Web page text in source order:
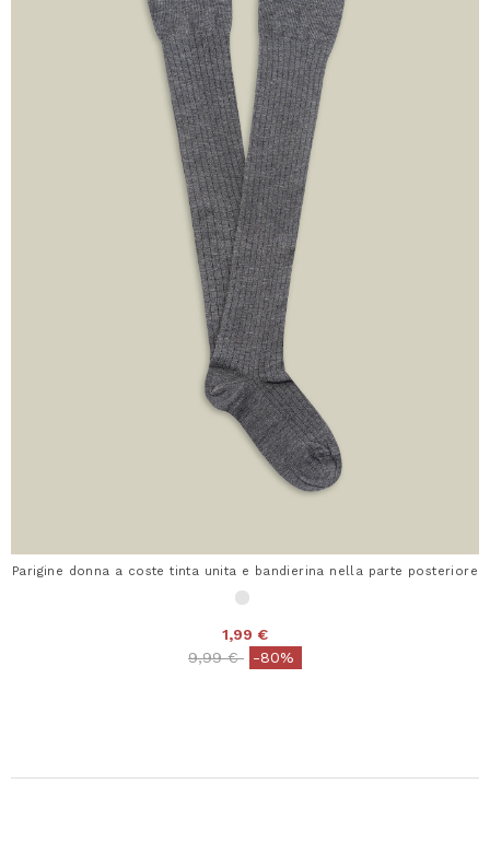
Parigine donna a coste tinta unita e bandierina nella parte posteriore
1,99 €
Price reduced from
9,99 €to-80%